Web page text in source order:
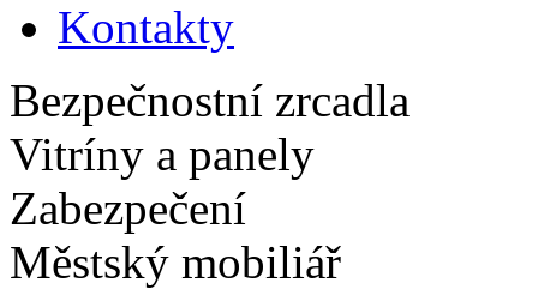
Kontakty
Bezpečnostní zrcadla
Vitríny a panely
Zabezpečení
Městský mobiliář